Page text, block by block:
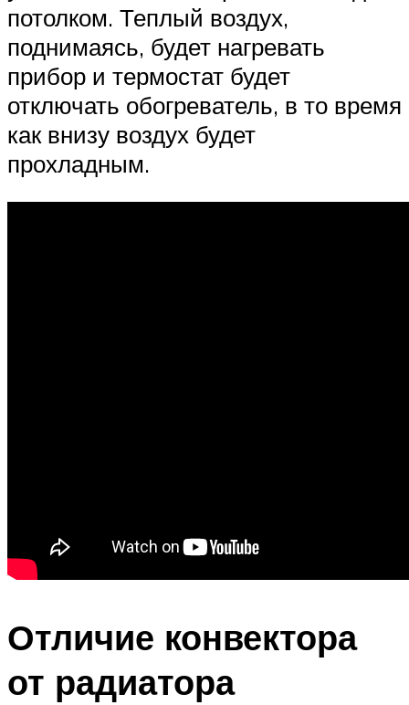
потолком. Теплый воздух,
поднимаясь, будет нагревать
прибор и термостат будет
отключать обогреватель, в то время
как внизу воздух будет
прохладным.
Отличие конвектора
от радиатора